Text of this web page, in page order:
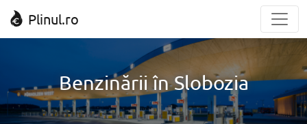
Plinul.ro
Benzinării în Slobozia